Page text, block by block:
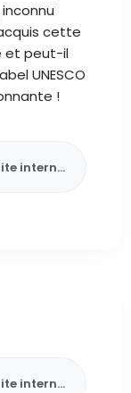
cette
et peut-il
UNESCO
!
Site internet
Site internet